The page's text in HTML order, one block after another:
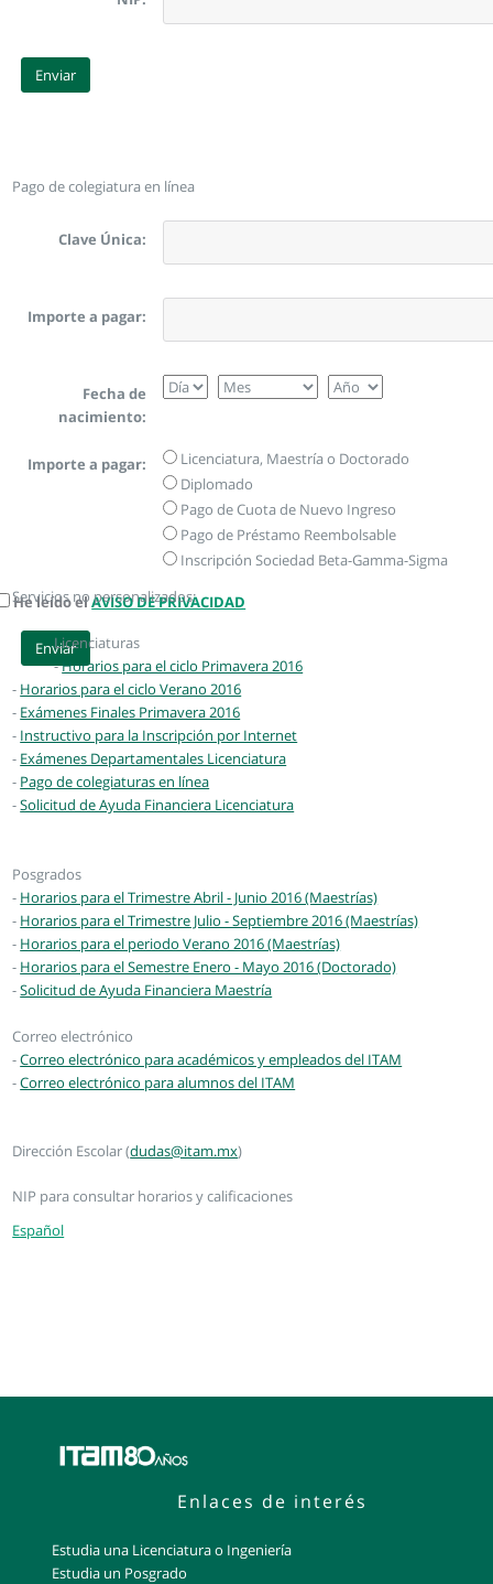
Enviar
Pago de colegiatura en línea
Clave Única:
Importe a pagar:
Fecha de
nacimiento:
Importe a pagar:
Licenciatura, Maestría o Doctorado
Diplomado
Pago de Cuota de Nuevo Ingreso
Pago de Préstamo Reembolsable
Inscripción Sociedad Beta-Gamma-Sigma
He leído elAVISO DE PRIVACIDAD
Enviar
Servicios no personalizados:
Licenciaturas
-Horarios para el ciclo Primavera 2016
- Horarios para el ciclo Verano 2016
- Exámenes Finales Primavera 2016
- Instructivo para la Inscripción por Internet
- Exámenes Departamentales Licenciatura
- Pago de colegiaturas en línea
-Solicitud de Ayuda Financiera Licenciatura
Posgrados
- Horarios para el Trimestre Abril - Junio 2016 (Maestrías)
- Horarios para el Trimestre Julio - Septiembre 2016 (Maestrías)
- Horarios para el periodo Verano 2016 (Maestrías)
- Horarios para el Semestre Enero - Mayo 2016 (Doctorado)
-Solicitud de Ayuda Financiera Maestría
Correo electrónico
-Correo electrónico para académicos y empleados del ITAM
-Correo electrónico para alumnos del ITAM
Dirección Escolar (dudas@itam.mx)
NIP para consultar horarios y calificaciones
Español
Enlaces de interés
Estudia una Licenciatura o Ingeniería
Estudia un Posgrado